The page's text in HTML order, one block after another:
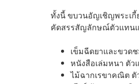
ทั้งนี้ ขบวนอัญเชิญพระเกี้
คัดสรรสัญลักษณ์ตัวแทนแ
เข็มฉีดยาและขวด
หนังสือเล่มหนา ตั
ไม้ฉากเรขาคณิต